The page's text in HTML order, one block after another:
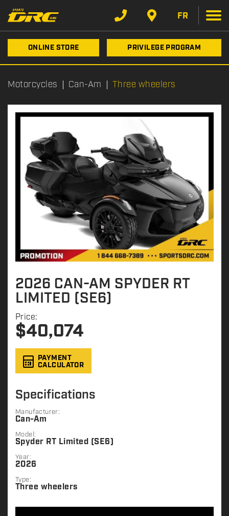
FR
ONLINE STORE PRIVILEGE PROGRAM
Motorcycles Can-Am Three wheelers
2026 CAN-AM SPYDER RT
LIMITED (SE6)
Price:
$40,074
PAYMENT
CALCULATOR
Specifications
Manufacturer:
Can-Am
Model:
Spyder RT Limited (SE6)
Year:
2026
Type:
Three wheelers